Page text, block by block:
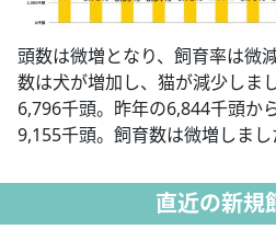
頭数は微増となり、飼育率は微
数は犬が増加し、猫が減少しま
6,796千頭。昨年の6,844千頭か
9,155千頭。飼育数は微増しまし
直近の新規